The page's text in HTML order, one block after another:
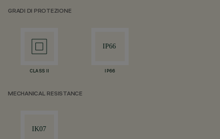
GRADI DI PROTEZIONE
CLASS II IP66
MECHANICAL RESISTANCE